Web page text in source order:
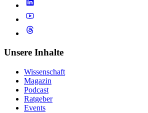
Unsere Inhalte
Wissenschaft
Magazin
Podcast
Ratgeber
Events